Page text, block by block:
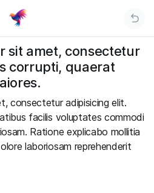
sit amet, consectetur
corrupti, quaerat
consectetur adipisicing elit.
facilis voluptates commodi
Ratione explicabo mollitia
laboriosam reprehenderit